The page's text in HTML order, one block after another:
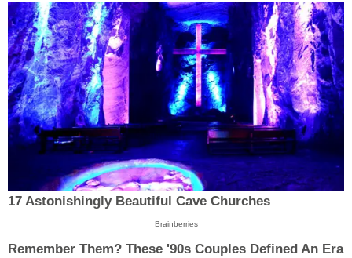
17 Astonishingly Beautiful Cave Churches
Brainberries
Remember Them? These '90s Couples Defined An Era